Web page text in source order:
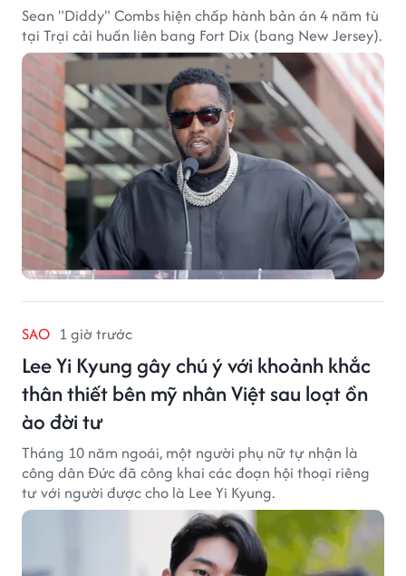
Sean "Diddy" Combs hiện chấp hành bản án 4 năm tù
tại Trại cải huấn liên bang Fort Dix (bang New Jersey).
SAO 1 giờ trước
Lee Yi Kyung gây chú ý với khoảnh khắc
thân thiết bên mỹ nhân Việt sau loạt ồn
ào đời tư
Tháng 10 năm ngoái, một người phụ nữ tự nhận là
công dân Đức đã công khai các đoạn hội thoại riêng
tư với người được cho là Lee Yi Kyung.